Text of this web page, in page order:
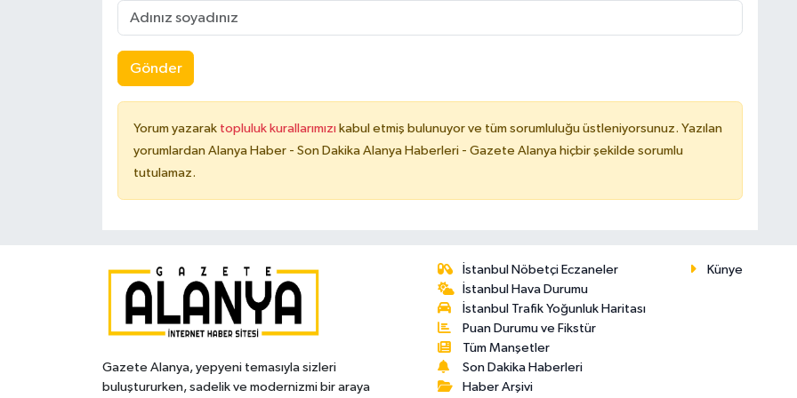
Gönder
Yorum yazarak topluluk kurallarımızı kabul etmiş bulunuyor ve tüm sorumluluğu üstleniyorsunuz. Yazılan
yorumlardan Alanya Haber - Son Dakika Alanya Haberleri - Gazete Alanya hiçbir şekilde sorumlu
tutulamaz.
Gazete Alanya, yepyeni temasıyla sizleri
buluştururken, sadelik ve modernizmi bir araya
İstanbul Nöbetçi Eczaneler
İstanbul Hava Durumu
İstanbul Trafik Yoğunluk Haritası
Puan Durumu ve Fikstür
Tüm Manşetler
Son Dakika Haberleri
Haber Arşivi
Künye